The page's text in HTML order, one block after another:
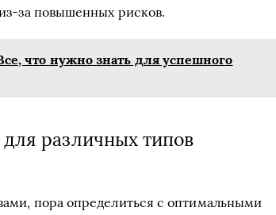
за повышенных рисков.
что нужно знать для успешного
различных типов
пора определиться с оптимальными